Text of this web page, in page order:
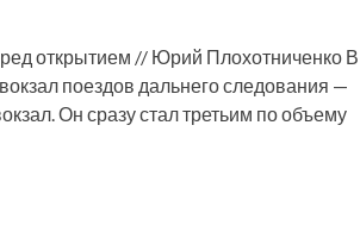
открытием // Юрий Плохотниченко В
поездов дальнего следования —
Он сразу стал третьим по объему